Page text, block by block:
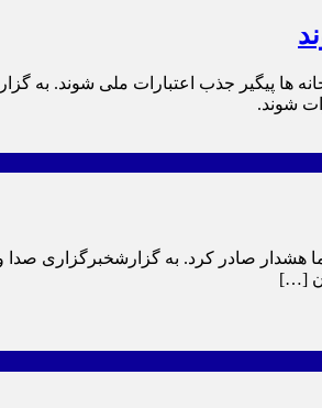
ها پیگیر جذب اعتبارات ملی شوند.
شوند.
[…]